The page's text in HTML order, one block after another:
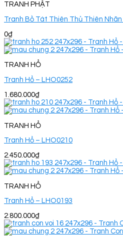
TRANH PHẬT
Tranh Bồ Tát Thiên Thủ Thiên Nhãn
0₫
TRANH HỔ
Tranh Hổ – LHO0252
1.680.000₫
TRANH HỔ
Tranh Hổ – LHO0210
2.450.000₫
TRANH HỔ
Tranh Hổ – LHO0193
2.800.000₫